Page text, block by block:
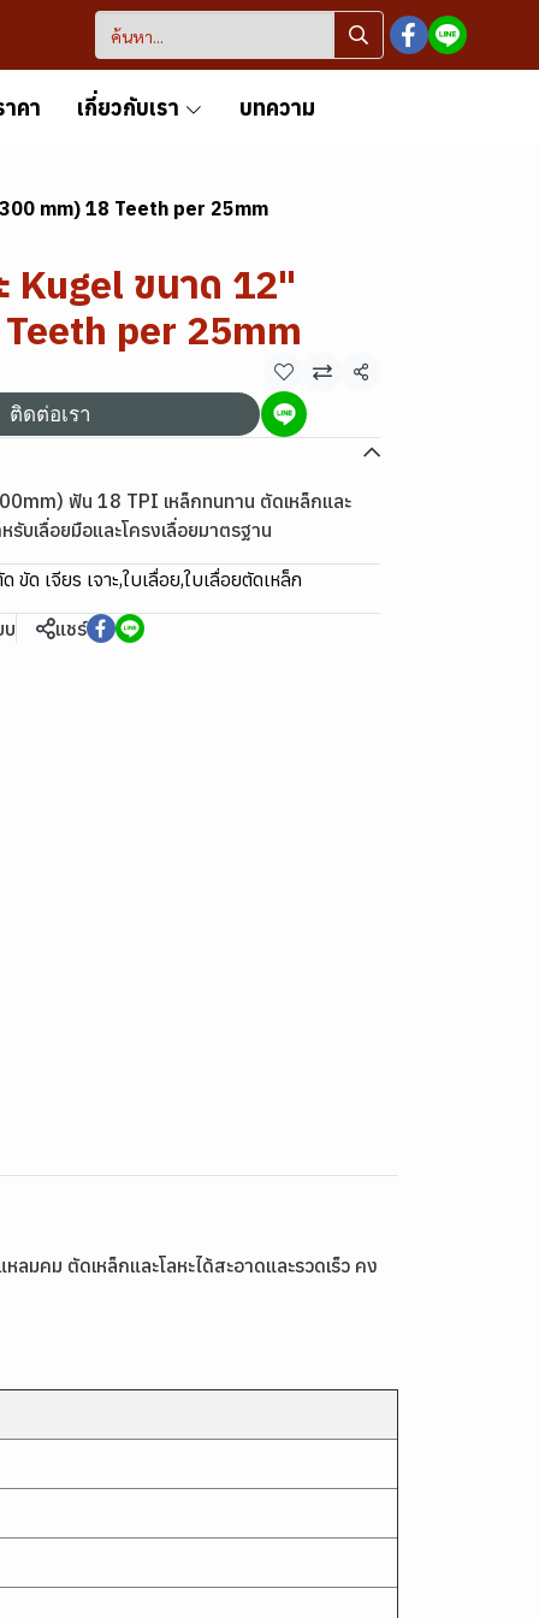
คา เกี่ยวกับเรา บทความ
mm) 18 Teeth per 25mm
Kugel ขนาด 12"
per 25mm
แชร์
ติดต่อเรา
ฟัน 18 TPI เหล็กทนทาน ตัดเหล็กและ
รับเลื่อยมือและโครงเลื่อยมาตรฐาน
ขัด เจียร เจาะ,ใบเลื่อย,ใบเลื่อยตัดเหล็ก
บ แชร์
คม ตัดเหล็กและโลหะได้สะอาดและรวดเร็ว คง